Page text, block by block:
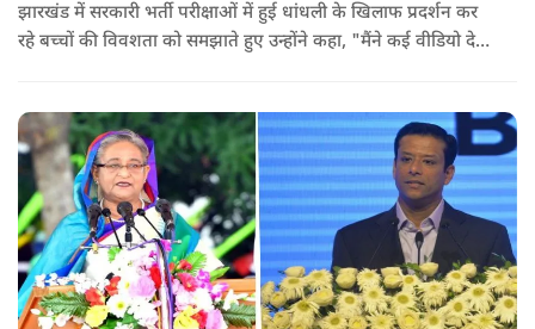
झारखंड में सरकारी भर्ती परीक्षाओं में हुई धांधली के खिलाफ प्रदर्शन कर
रहे बच्चों की विवशता को समझाते हुए उन्होंने कहा, "मैंने कई वीडियो देखे
यहां तक गंभीर हैं कि बच्चों के पास ऑनलाइन फूड नहीं जा पा रहा है. ऐसी
स्थिति में राहुल गांधी वहां नहीं पहुंच रहे हैं.